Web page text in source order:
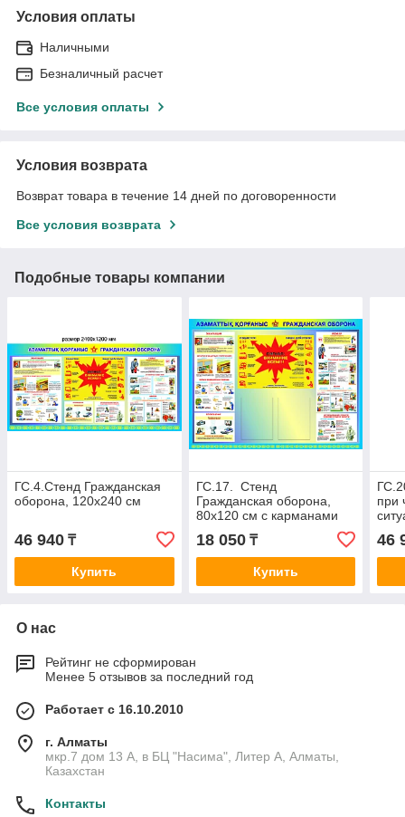
Условия оплаты
Наличными
Безналичный расчет
Все условия оплаты
Условия возврата
Возврат товара в течение 14 дней по договоренности
Все условия возврата
Подобные товары компании
ГС.4.Стенд Гражданская
оборона, 120х240 см
46 940 ₸
Купить
ГС.17. Стенд
Гражданская оборона,
80х120 см с карманами
18 050₸
Купить
при
46
О нас
Рейтинг не сформирован
Менее 5 отзывов за последний год
Работает с 16.10.2010
г. Алматы
мкр.7 дом 13 А, в БЦ "Насима", Литер А, Алматы,
Казахстан
Контакты